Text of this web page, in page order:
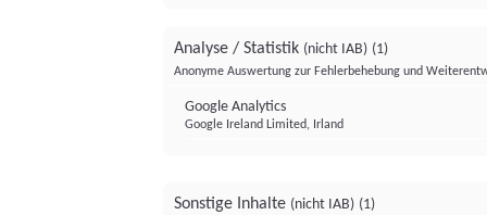
Analyse / Statistik (nicht IAB) (1)
Anonyme Auswertung zur Fehlerbehebung und
Google Analytics
Google Ireland Limited, Irland
Sonstige Inhalte (nicht IAB) (1)